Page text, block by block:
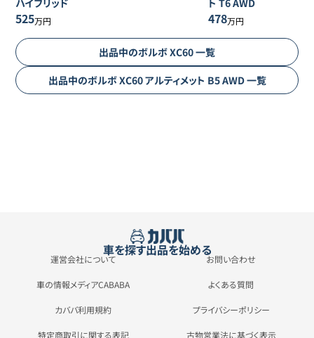
ハイブリッド
525万円
ト T6 AWD
478万円
出品中のボルボXC60一覧
出品中のボルボXC60アルティメット B5 AWD一覧
車を探す出品を始める
運営会社について お問い合わせ
車の情報メディアCABABA よくある質問
カババ利用規約 プライバシーポリシー
特定商取引に関する表記 古物営業法に基づく表示